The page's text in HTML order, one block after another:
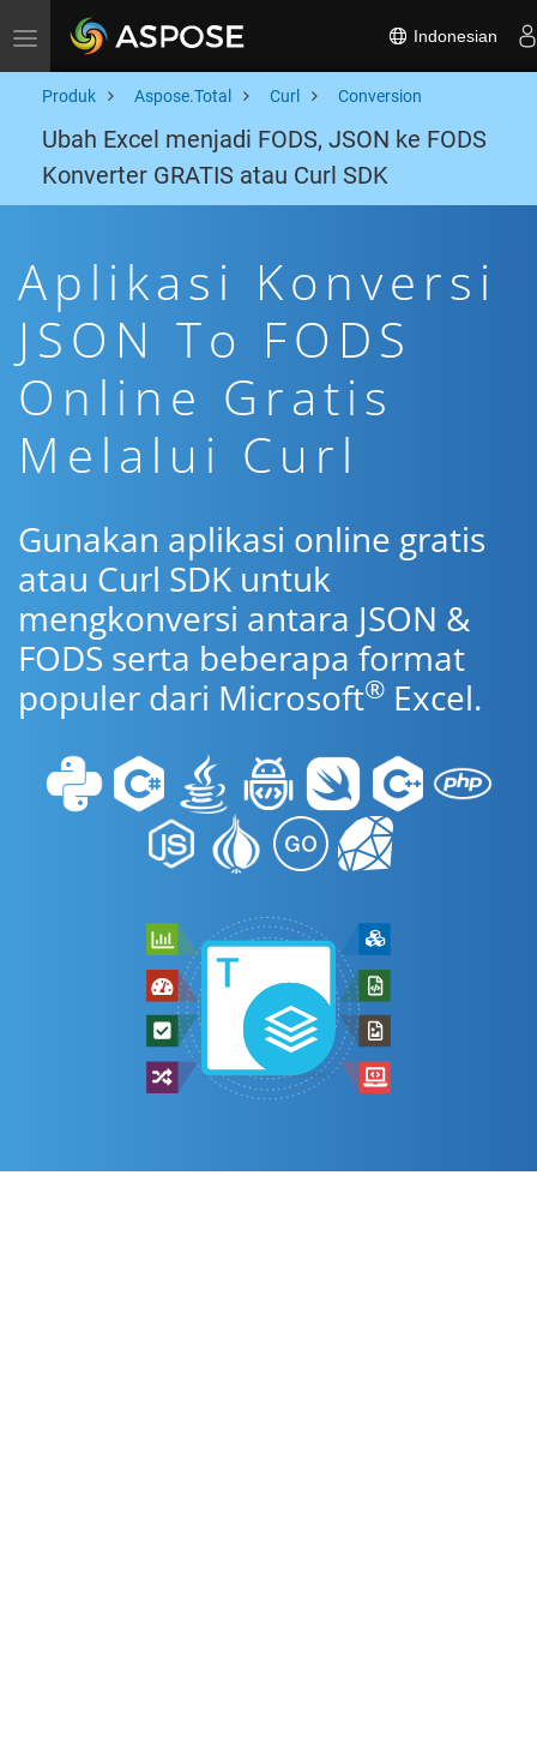
Toggle navigation Indonesian
Produk Aspose.Total Curl Conversion
Ubah Excel menjadi FODS, JSON ke FODS
Konverter GRATIS atau Curl SDK
Aplikasi Konversi
JSON To FODS
Online Gratis
Melalui Curl
Gunakan aplikasi online gratis
atau Curl SDK untuk
mengkonversi antara JSON &
FODS serta beberapa format
populer dari Microsoft® Excel.